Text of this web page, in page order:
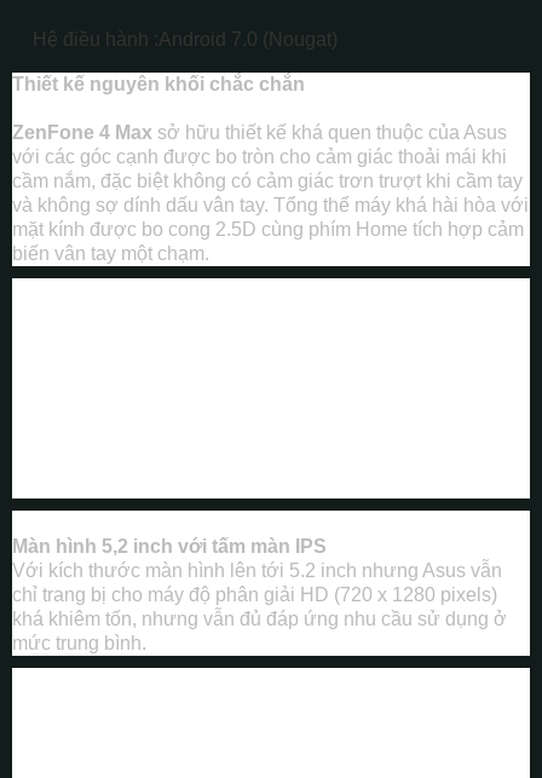
Hệ điều hành :Android 7.0 (Nougat)
Thiết kế nguyên khối chắc chắn
ZenFone 4 Max sở hữu thiết kế khá quen thuộc của Asus
với các góc cạnh được bo tròn cho cảm giác thoải mái khi
cầm nắm, đặc biệt không có cảm giác trơn trượt khi cầm tay
và không sợ dính dấu vân tay. Tổng thể máy khá hài hòa với
mặt kính được bo cong 2.5D cùng phím Home tích hợp cảm
biến vân tay một chạm.
Màn hình 5,2 inch với tấm màn IPS
Với kích thước màn hình lên tới 5.2 inch nhưng Asus vẫn
chỉ trang bị cho máy độ phân giải HD (720 x 1280 pixels)
khá khiêm tốn, nhưng vẫn đủ đáp ứng nhu cầu sử dụng ở
mức trung bình.